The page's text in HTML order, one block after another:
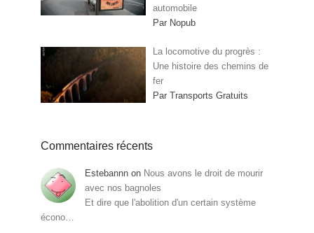
automobile
Par Nopub
La locomotive du progrès :
Une histoire des chemins de
fer
Par Transports Gratuits
Commentaires récents
Estebannn on Nous avons le droit de mourir
avec nos bagnoles
Et dire que l'abolition d'un certain système
écono…